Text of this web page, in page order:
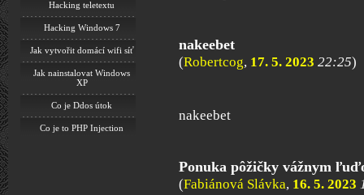
Hacking teletextu
Hacking Windows 7
Jak vytvořit domácí wifi síť
Jak nainstalovat Windows
XP
Co je Ddos útok
Co je to PHP Injection
nakeebet
(Robertcog, 17. 5. 2023 22:25)
nakeebet
Ponuka pôžičky vážnym
(Fabiánová Slávka, 16. 5. 2023